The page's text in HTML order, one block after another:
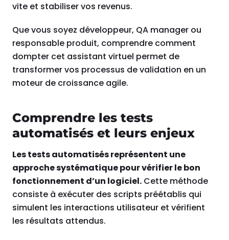
vite et stabiliser vos revenus.
Que vous soyez développeur, QA manager ou
responsable produit, comprendre comment
dompter cet assistant virtuel permet de
transformer vos processus de validation en un
moteur de croissance agile.
Comprendre les tests
automatisés et leurs enjeux
Les tests automatisés représentent une
approche systématique pour vérifier le bon
fonctionnement d’un logiciel. Cette méthode
consiste à exécuter des scripts préétablis qui
simulent les interactions utilisateur et vérifient
les résultats attendus.